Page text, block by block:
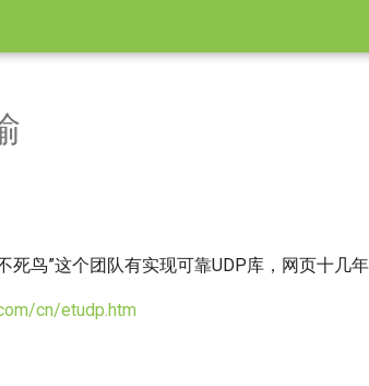
死鸟”这个团队有实现可靠UDP库，网页十几
cn/etudp.htm